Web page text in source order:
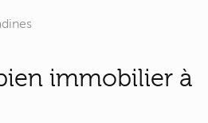
immobilier à